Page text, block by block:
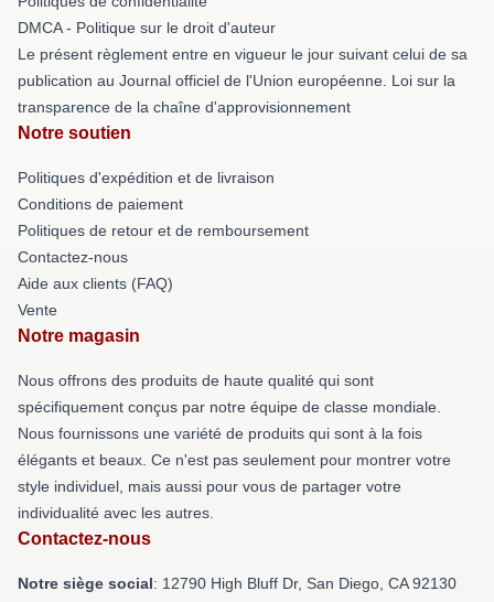
DMCA - Politique sur le droit d'auteur
Le présent règlement entre en vigueur le jour suivant celui de sa
publication au Journal officiel de l'Union européenne. Loi sur la
transparence de la chaîne d'approvisionnement
Notre soutien
Politiques d'expédition et de livraison
Conditions de paiement
Politiques de retour et de remboursement
Contactez-nous
Aide aux clients (FAQ)
Vente
Notre magasin
Nous offrons des produits de haute qualité qui sont
spécifiquement conçus par notre équipe de classe mondiale.
Nous fournissons une variété de produits qui sont à la fois
élégants et beaux. Ce n'est pas seulement pour montrer votre
style individuel, mais aussi pour vous de partager votre
individualité avec les autres.
Contactez-nous
Notre siège social: 12790 High Bluff Dr, San Diego, CA 92130